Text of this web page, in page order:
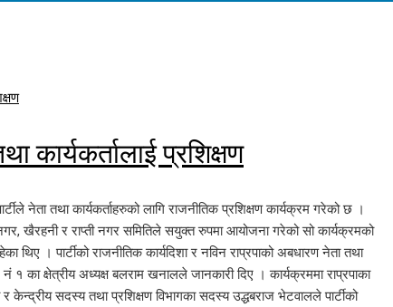
कार्यकर्तालाई प्रशिक्षण
नेता तथा कार्यकर्ताहरुको लागि राजनीतिक प्रशिक्षण कार्यक्रम गरेको छ ।
खैरहनी र राप्ती नगर समितिले सयुक्त रुपमा आयोजना गरेको सो कार्यक्रमको
थिए । पार्टीको राजनीतिक कार्यदिशा र नविन राप्रपाको अबधारण नेता तथा
१ का क्षेत्रीय अध्यक्ष बलराम खनालले जानकारी दिए । कार्यक्रममा राप्रपाका
र केन्द्रीय सदस्य तथा प्रशिक्षण विभागका सदस्य उद्धबराज भेटवालले पार्टीको